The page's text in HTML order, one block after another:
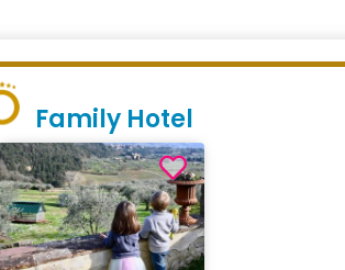
Family Hotel